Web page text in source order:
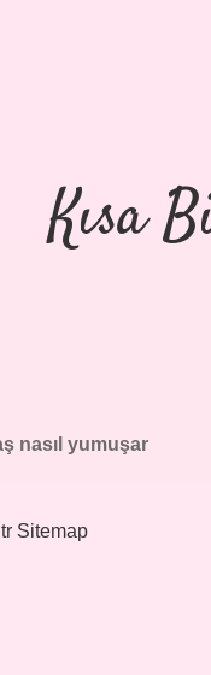
Kısa
nasıl yumuşar
Sitemap